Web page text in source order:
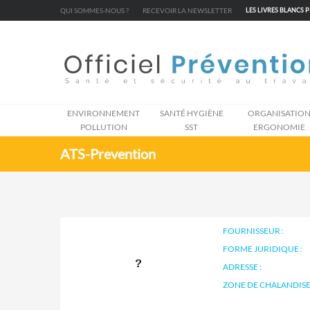
QUI SOMMES-NOUS ? RECEVOIR LA NEWSLETTER LES LIVRES BLANCS
ENVIRONNEMENT
POLLUTION
SANTÉ HYGIÈNE
SST
ORGANISATION
ERGONOMIE
ATS-Prevention
FOURNISSEUR :
FORME JURIDIQUE :
ADRESSE :
ZONE DE
Cookies management panel